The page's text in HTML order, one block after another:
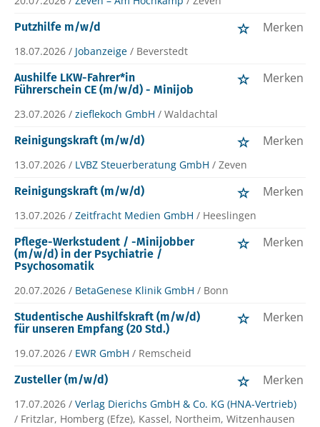
Putzhilfe m/w/d
Merken
18.07.2026 / Jobanzeige / Beverstedt
Aushilfe LKW-Fahrer*in
Führerschein CE (m/w/d) - Minijob
Merken
23.07.2026 / zieflekoch GmbH / Waldachtal
Reinigungskraft (m/w/d)
Merken
13.07.2026 / LVBZ Steuerberatung GmbH / Zeven
Reinigungskraft (m/w/d)
Merken
13.07.2026 / Zeitfracht Medien GmbH / Heeslingen
Pflege-Werkstudent / -Minijobber
(m/w/d) in der Psychiatrie /
Psychosomatik
Merken
20.07.2026 / BetaGenese Klinik GmbH / Bonn
Studentische Aushilfskraft (m/w/d)
für unseren Empfang (20 Std.)
Merken
19.07.2026 / EWR GmbH / Remscheid
Zusteller (m/w/d)
Merken
17.07.2026 / Verlag Dierichs GmbH & Co. KG (HNA-Vertrieb)
/ Fritzlar, Homberg (Efze), Kassel, Northeim, Witzenhausen